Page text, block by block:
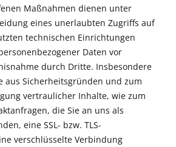
Maßnahmen dienen unter
eines unerlaubten Zugriffs auf
technischen Einrichtungen
Daten vor
durch Dritte. Insbesondere
aus Sicherheitsgründen und zum
vertraulicher Inhalte, wie zum
die Sie an uns als
eine SSL- bzw. TLS-
verschlüsselte Verbindung